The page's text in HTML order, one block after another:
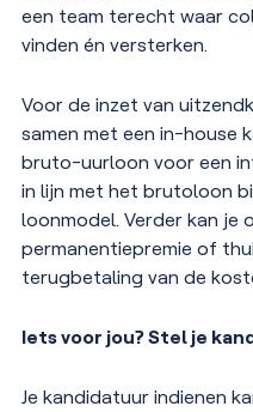
een team terecht waar
vinden én versterken.
Voor de inzet van
samen met een in-house
bruto-uurloon voor een
in lijn met het brutoloon
loonmodel. Verder kan je
permanentiepremie of
terugbetaling van de
Iets voor jou? Stel je
Je kandidatuur indienen